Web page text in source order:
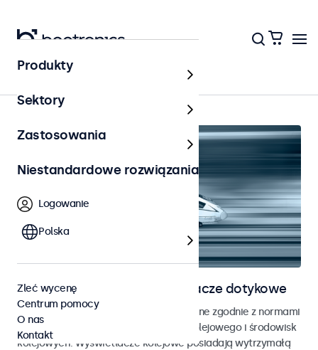
Kolejnictwo
Monitory kolejowe i wyświetlacze dotykowe
Monitory i ekrany dotykowe opracowane zgodnie z normami
EN 50155 oraz EN 45545-2 dla taboru kolejowego i środowisk
kolejowych. Wyświetlacze kolejowe posiadają wytrzymałą
Produkty
Sektory
Zastosowania
Niestandardowe rozwiązania
Logowanie
Polska
Zleć wycenę
Centrum pomocy
O nas
Kontakt